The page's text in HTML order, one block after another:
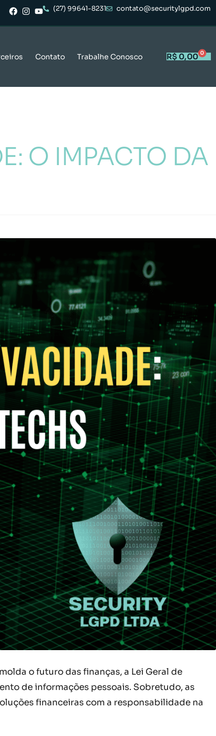
(27) 99641-8231 contato@securitylgpd.com
Contato Trabalhe Conosco R$ 0,00 0
O IMPACTO DA
o futuro das finanças, a Lei Geral de
de informações pessoais. Sobretudo, as
financeiras com a responsabilidade na